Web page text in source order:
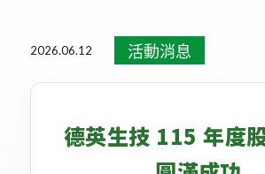
2026.06.12 活動消息
德英生技 115 年度